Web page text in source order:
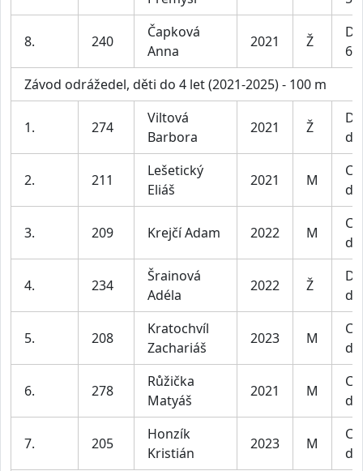
8. 240
Čapková
Anna
2021 Ž
6
Závod odrážedel, děti do 4 let (2021-2025) - 100 m
1. 274
Viltová
Barbora
2021 Ž
2. 211
Lešetický
Eliáš
2021 M
3. 209 Krejčí Adam 2022 M
4. 234
Šrainová
Adéla
2022 Ž
5. 208
Kratochvíl
Zachariáš
2023 M
6. 278
Růžička
Matyáš
2021 M
7. 205
Honzík
Kristián
2023 M